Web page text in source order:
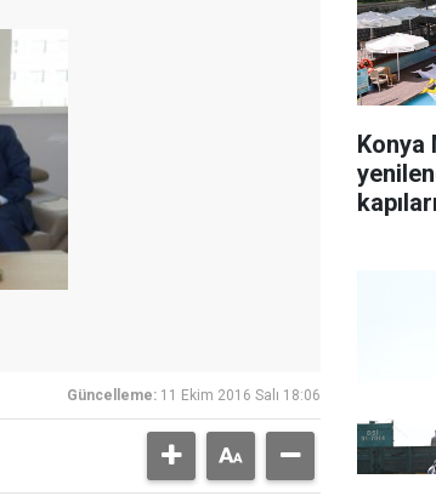
Güncelleme: 11 Ekim 2016 Salı 18:06
Konya